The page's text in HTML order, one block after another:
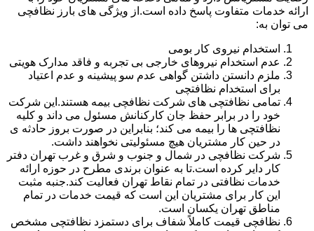
ارائه خدمات متفاوت پاسخ داده است.از ویژگی های بارز نظافچی
می توان به:
استخدام نیروی کار بومی
عدم استخدام نیروهای خارجی بی تجربه و فاقد مدارک هویتی
ملزم دانستن داشتن گواهی عدم سو پیشینه و عدم اعتیاد
برای استخدام نظافتچی
تمامی نظافتچی های شرکت نظافچی بیمه هستند.این شرکت
خود را در برابر حفظ جان کارکنانش مسئول می داند و کلیه
نظافتچی ها را بیمه می کند؛ بنابراین در صورت بروز حادثه ی
در حین کار مشتریان هیچ مسئولیتی نخواهند داشت.
شرکت نظافچی در شمال و جنوب و شرق و غرب تهران دفتر
کار دایر کرده است.تا به عنوان برندی مطرح در حوزه ارائه
خدمات نظافتی در تمام نقاط تهران فعالیت کند.جنبه مثبت
این کار برای مشتریان این است که قیمت خدمات در تمام
مناطق تهران یکسان است.
نظافچی قیمت کاملاً شفاف برای دستمزد نظافتچی مشخص